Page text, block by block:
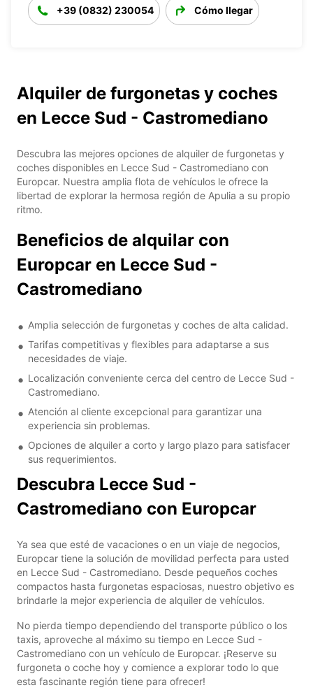
+39 (0832) 230054 Cómo llegar
Alquiler de furgonetas y coches
en Lecce Sud - Castromediano
Descubra las mejores opciones de alquiler de furgonetas y
coches disponibles en Lecce Sud - Castromediano con
Europcar. Nuestra amplia flota de vehículos le ofrece la
libertad de explorar la hermosa región de Apulia a su propio
ritmo.
Beneficios de alquilar con
Europcar en Lecce Sud -
Castromediano
Amplia selección de furgonetas y coches de alta calidad.
Tarifas competitivas y flexibles para adaptarse a sus
necesidades de viaje.
Localización conveniente cerca del centro de Lecce Sud -
Castromediano.
Atención al cliente excepcional para garantizar una
experiencia sin problemas.
Opciones de alquiler a corto y largo plazo para satisfacer
sus requerimientos.
Descubra Lecce Sud -
Castromediano con Europcar
Ya sea que esté de vacaciones o en un viaje de negocios,
Europcar tiene la solución de movilidad perfecta para usted
en Lecce Sud - Castromediano. Desde pequeños coches
compactos hasta furgonetas espaciosas, nuestro objetivo es
brindarle la mejor experiencia de alquiler de vehículos.
No pierda tiempo dependiendo del transporte público o los
taxis, aproveche al máximo su tiempo en Lecce Sud -
Castromediano con un vehículo de Europcar. ¡Reserve su
furgoneta o coche hoy y comience a explorar todo lo que
esta fascinante región tiene para ofrecer!